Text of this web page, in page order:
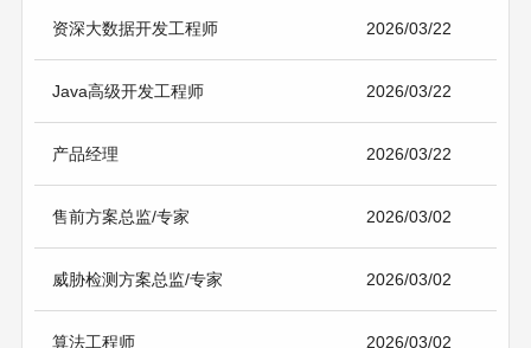
资深大数据开发工程师 2026/03/22
Java高级开发工程师 2026/03/22
产品经理 2026/03/22
售前方案总监/专家 2026/03/02
威胁检测方案总监/专家 2026/03/02
算法工程师 2026/03/02